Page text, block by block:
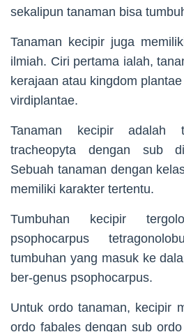
sekalipun tanaman bisa
Tanaman kecipir juga
ilmiah. Ciri pertama ialah,
kerajaan atau kingdom
virdiplantae.
Tanaman kecipir adalah
tracheopyta dengan sub
Sebuah tanaman dengan
memiliki karakter tertentu.
Tumbuhan kecipir
psophocarpus
tumbuhan yang masuk ke
ber-genus psophocarpus.
Untuk ordo tanaman, kecipir
ordo fabales dengan sub